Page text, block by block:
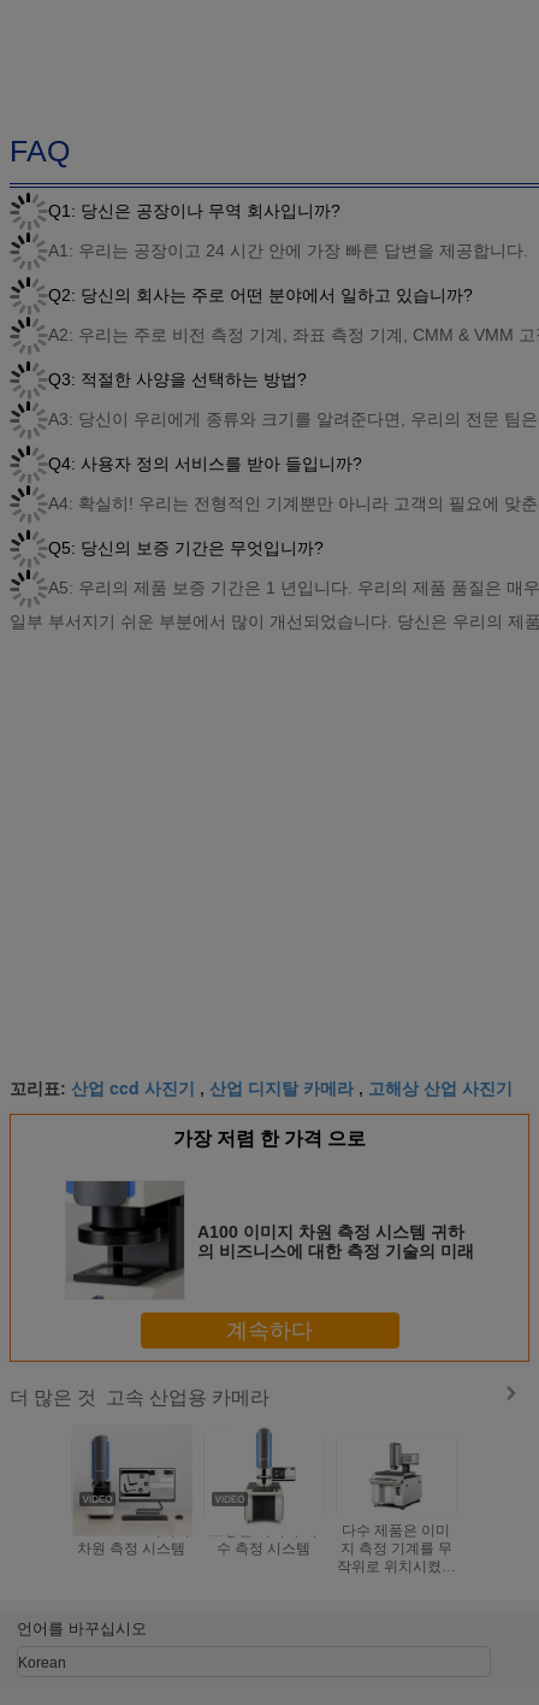
FAQ
Q1: 당신은 공장이나 무역 회사입니까?
A1: 우리는 공장이고 24 시간 안에 가장 빠른 답변을 제공합니다.
Q2: 당신의 회사는 주로 어떤 분야에서 일하고 있습니까?
A2: 우리는 주로 비전 측정 기계, 좌표 측정 기계, CMM & VMM
Q3: 적절한 사양을 선택하는 방법?
A3: 당신이 우리에게 종류와 크기를 알려준다면, 우리의 전문 팀
Q4: 사용자 정의 서비스를 받아 들입니까?
A4: 확실히! 우리는 전형적인 기계뿐만 아니라 고객의 필요에 맞
Q5: 당신의 보증 기간은 무엇입니까?
A5: 우리의 제품 보증 기간은 1 년입니다. 우리의 제품 품질은 매
일부 부서지기 쉬운 부분에서 많이 개선되었습니다. 당신은 우리의 제
꼬리표: 산업 ccd 사진기 , 산업 디지탈 카메라 , 고해상 산업 사진기
가장 저렴 한 가격 으로
A100 이미지 차원 측정 시스템 귀하
의 비즈니스에 대한 측정 기술의 미래
계속하다
더 많은 것 고속 산업용 카메라
차원 측정 시스템
수 측정 시스템
다수 제품은 이미
지 측정 기계를 무
작위로 위치시켰습
언어를 바꾸십시오
Korean